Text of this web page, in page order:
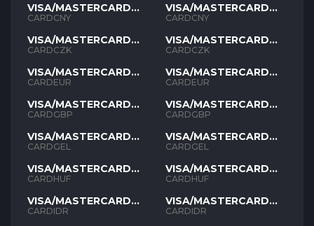
VISA/MASTERCARD
CNY
CARDCNY
VISA/MASTERCARD
CZK
CARDCZK
VISA/MASTERCARD
EUR
CARDEUR
VISA/MASTERCARD
GBP
CARDGBP
VISA/MASTERCARD
GEL
CARDGEL
VISA/MASTERCARD
HUF
CARDHUF
VISA/MASTERCARD
IDR
CARDIDR
VISA/MASTERCARD
CNY
CARDCNY
VISA/MASTERCARD
CZK
CARDCZK
VISA/MASTERCARD
EUR
CARDEUR
VISA/MASTERCARD
GBP
CARDGBP
VISA/MASTERCARD
GEL
CARDGEL
VISA/MASTERCARD
HUF
CARDHUF
VISA/MASTERCARD
IDR
CARDIDR